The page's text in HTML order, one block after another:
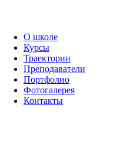
О школе
Курсы
Траектории
Преподаватели
Портфолио
Фотогалерея
Контакты